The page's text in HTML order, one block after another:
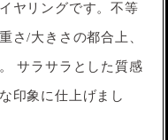
ヤリングです。不等
さ/大きさの都合上、
サラサラとした質感
印象に仕上げまし